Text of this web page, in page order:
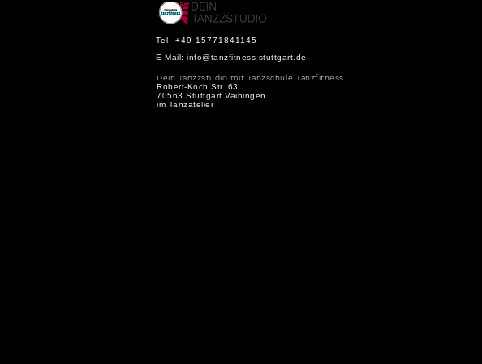
Tel: +49 15771841145
E-Mail: info@tanzfitness-stuttgart.de
Dein Tanzzstudio mit Tanzschule Tanzfitness
Robert-Koch Str. 63
70563 Stuttgart Vaihingen
im Tanzatelier